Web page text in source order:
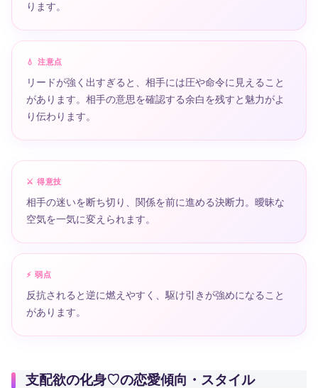
ります。
💧 注意点
リードが強く出すぎると、相手には圧や命令に見えること
があります。相手の意思を確認する余白を残すと魅力がよ
り伝わります。
⚔️ 得意技
相手の迷いを断ち切り、関係を前に進める決断力。曖昧な
空気を一気に変えられます。
⚡ 弱点
反抗されると逆に燃えやすく、駆け引きが強めになること
があります。
支配欲の化身♡の恋愛傾向・スタイル